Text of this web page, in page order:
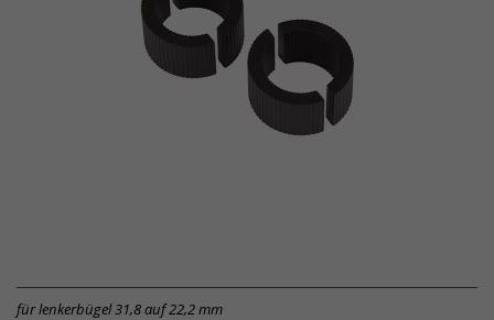
für lenkerbügel 31,8 auf 22,2 mm